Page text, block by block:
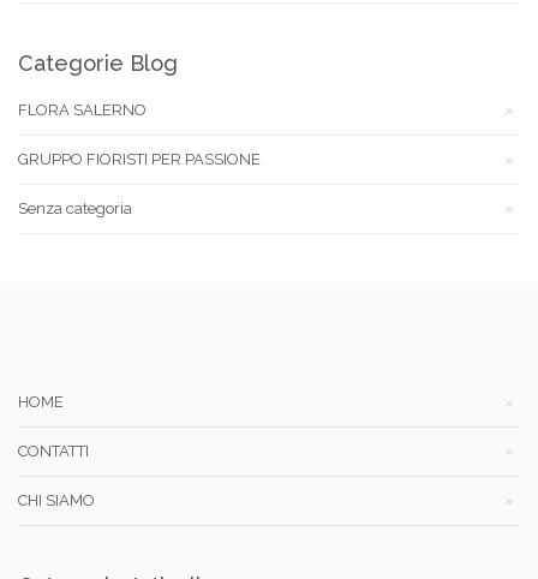
Categorie Blog
FLORA SALERNO
GRUPPO FIORISTI PER PASSIONE
Senza categoria
HOME
CONTATTI
CHI SIAMO